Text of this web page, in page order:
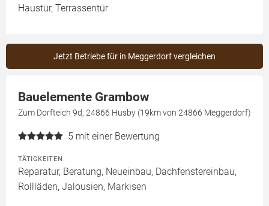
Haustür, Terrassentür
Jetzt Betriebe für in Meggerdorf vergleichen
Bauelemente Grambow
Zum Dorfteich 9d, 24866 Husby (19km von 24866 Meggerdorf)
5 mit einer Bewertung
TÄTIGKEITEN
Reparatur, Beratung, Neueinbau, Dachfenstereinbau,
Rollläden, Jalousien, Markisen